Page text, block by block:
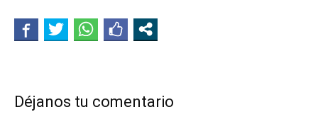
Déjanos tu comentario